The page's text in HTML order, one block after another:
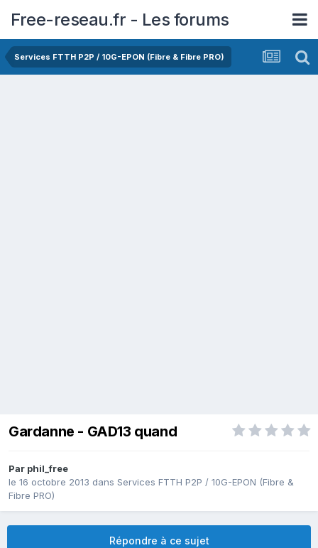
Free-reseau.fr - Les forums
Services FTTH P2P / 10G-EPON (Fibre & Fibre PRO)
Gardanne - GAD13 quand
Par phil_free
le 16 octobre 2013 dans Services FTTH P2P / 10G-EPON (Fibre &
Fibre PRO)
Répondre à ce sujet